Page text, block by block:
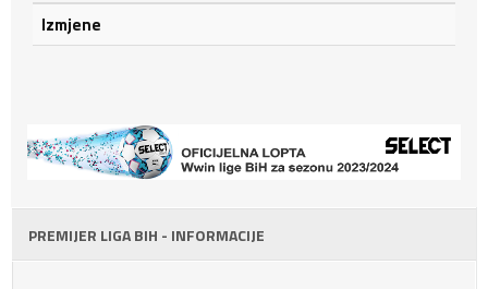
Izmjene
PREMIJER LIGA BIH - INFORMACIJE